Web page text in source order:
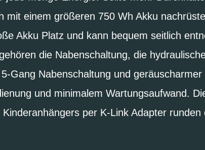
mit einem größeren 750 Wh Akku
Akku Platz und kann bequem seitlich
die Nabenschaltung, die
Gang Nabenschaltung und geräuscharmer
und minimalem Wartungsaufwand.
per K-Link Adapter runden